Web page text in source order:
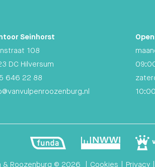
Seinhorst
108
DC Hilversum
646 22 88
& Roozenburg © 2026 Cookies Privacy